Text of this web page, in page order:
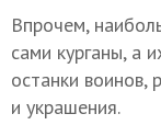
Впрочем,
сами курганы, а
останки воинов,
и украшения.